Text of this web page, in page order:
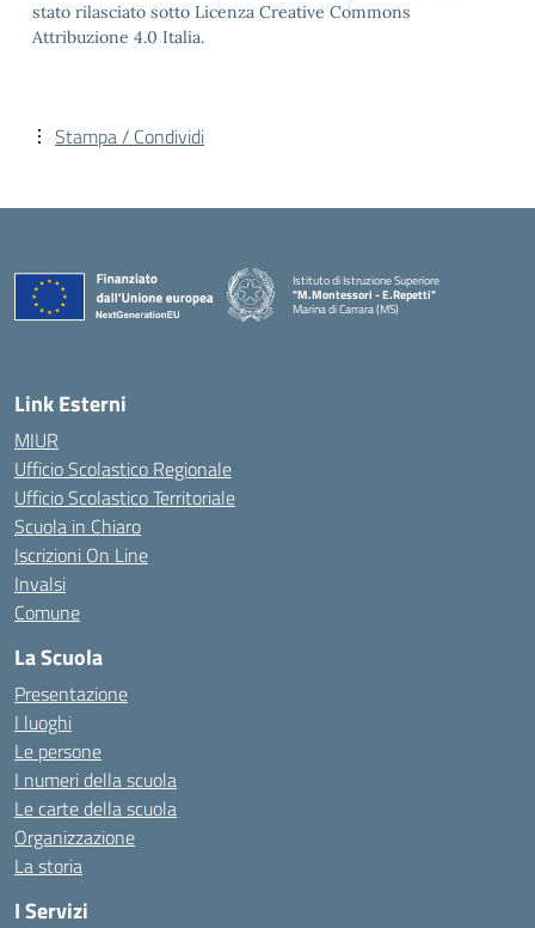
stato rilasciato sotto Licenza Creative Commons
Attribuzione 4.0 Italia.
Stampa / Condividi
Istituto di Istruzione Superiore
"M.Montessori - E.Repetti"
Marina di Carrara (MS)
Link Esterni
MIUR
Ufficio Scolastico Regionale
Ufficio Scolastico Territoriale
Scuola in Chiaro
Iscrizioni On Line
Invalsi
Comune
La Scuola
Presentazione
I luoghi
Le persone
I numeri della scuola
Le carte della scuola
Organizzazione
La storia
I Servizi